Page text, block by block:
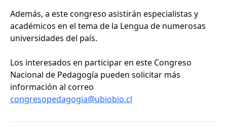
Además, a este congreso asistirán especialistas y
académicos en el tema de la Lengua de numerosas
universidades del país.
Los interesados en participar en este Congreso
Nacional de Pedagogía pueden solicitar más
información al correo
congresopedagogia@ubiobio.cl